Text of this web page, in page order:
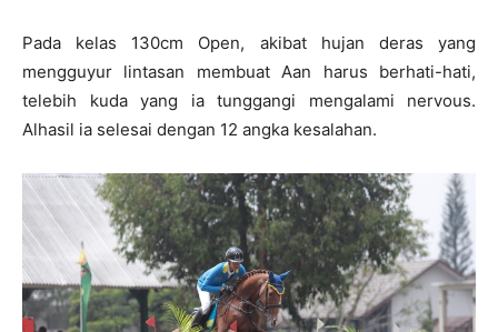
Pada kelas 130cm Open, akibat hujan deras yang
mengguyur lintasan membuat Aan harus berhati-hati,
telebih kuda yang ia tunggangi mengalami nervous.
Alhasil ia selesai dengan 12 angka kesalahan.